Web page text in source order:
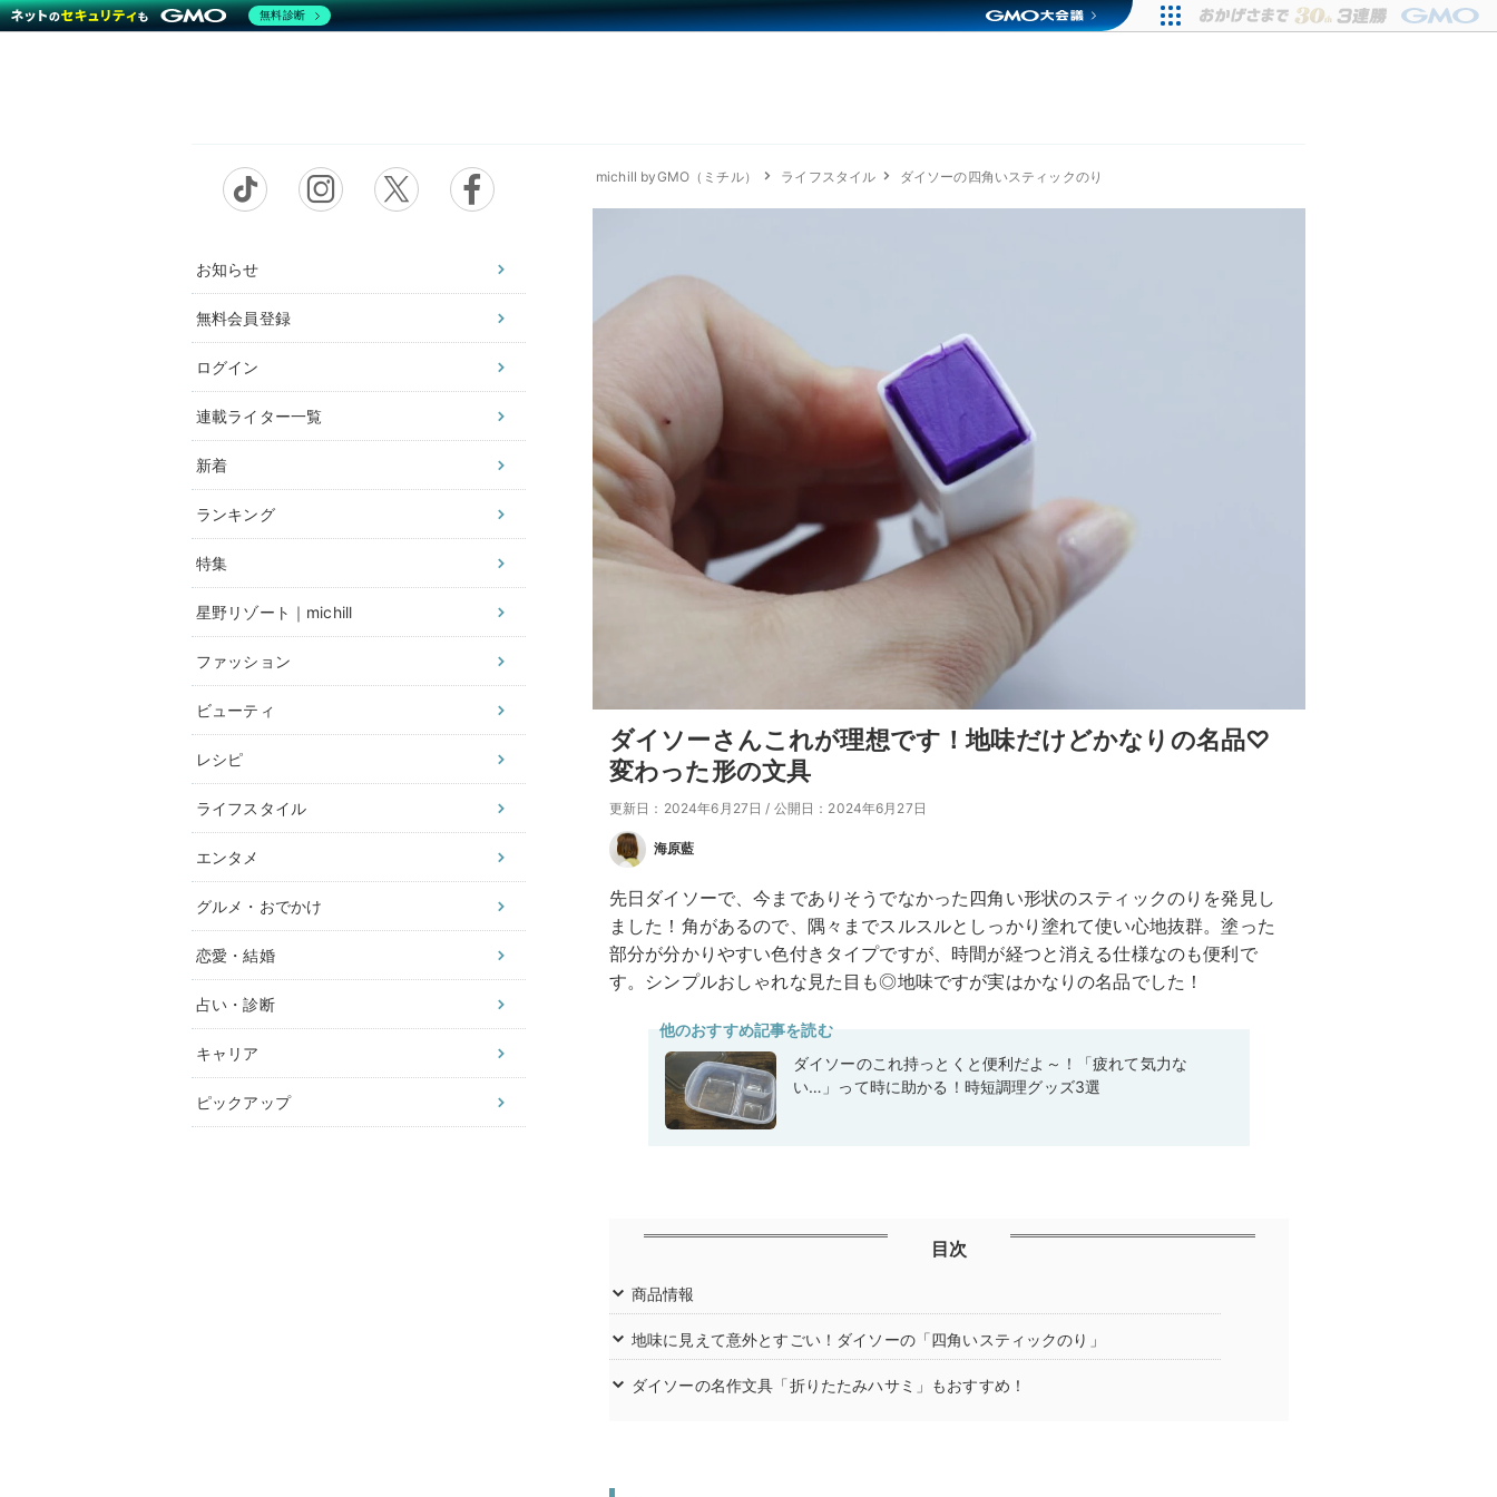
お知らせ
無料会員登録
ログイン
連載ライター一覧
新着
ランキング
特集
星野リゾート｜michill
ファッション
ビューティ
レシピ
ライフスタイル
エンタメ
グルメ・おでかけ
恋愛・結婚
占い・診断
キャリア
ピックアップ
michill byGMO（ミチル） ライフスタイル ダイソーの四角いスティックのり
ダイソーさんこれが理想です！地味だけどかなりの名品♡
変わった形の文具
更新日：2024年6月27日 / 公開日：2024年6月27日
海原藍
先日ダイソーで、今までありそうでなかった四角い形状のスティックのりを発見し
ました！角があるので、隅々までスルスルとしっかり塗れて使い心地抜群。塗った
部分が分かりやすい色付きタイプですが、時間が経つと消える仕様なのも便利で
す。シンプルおしゃれな見た目も◎地味ですが実はかなりの名品でした！
他のおすすめ記事を読む
ダイソーのこれ持っとくと便利だよ～！「疲れて気力な
い…」って時に助かる！時短調理グッズ3選
目次
商品情報
地味に見えて意外とすごい！ダイソーの「四角いスティックのり」
ダイソーの名作文具「折りたたみハサミ」もおすすめ！
無料診断